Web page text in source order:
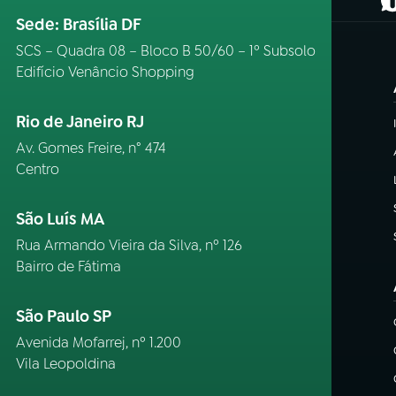
Sede: Brasília DF
SCS – Quadra 08 – Bloco B 50/60 – 1º Subsolo
Edifício Venâncio Shopping
Rio de Janeiro RJ
Av. Gomes Freire, n° 474
Centro
São Luís MA
Rua Armando Vieira da Silva, nº 126
Bairro de Fátima
São Paulo SP
Avenida Mofarrej, nº 1.200
Vila Leopoldina